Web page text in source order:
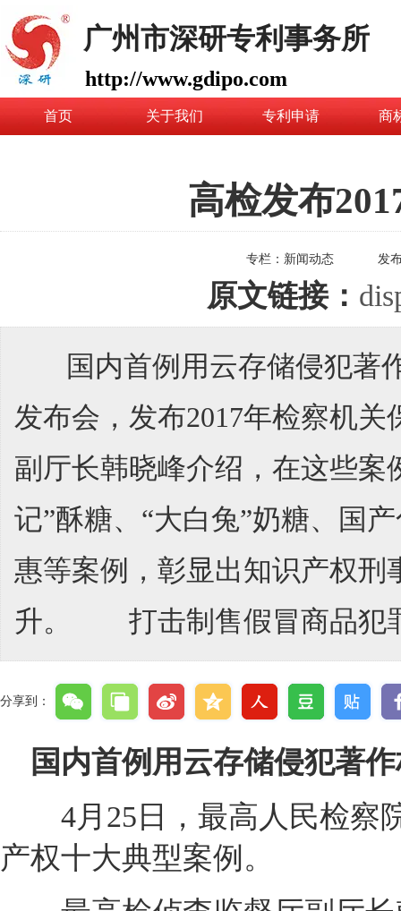
广州市深研专利事务所
http://www.gdipo.com
首页 关于我们 专利申请 商
高检发布
专栏： 新闻动态 发
原文链接：
国内首例用云存储侵犯
发布会，发布2017年检察机
副厅长韩晓峰介绍，在这些案
记”酥糖、“大白兔”奶糖、国
惠等案例，彰显出知识产权
升。 打击制售假冒商品
分享到：
国内首例用云存储侵犯著
4月25日，最高人民检察院
产权十大典型案例。